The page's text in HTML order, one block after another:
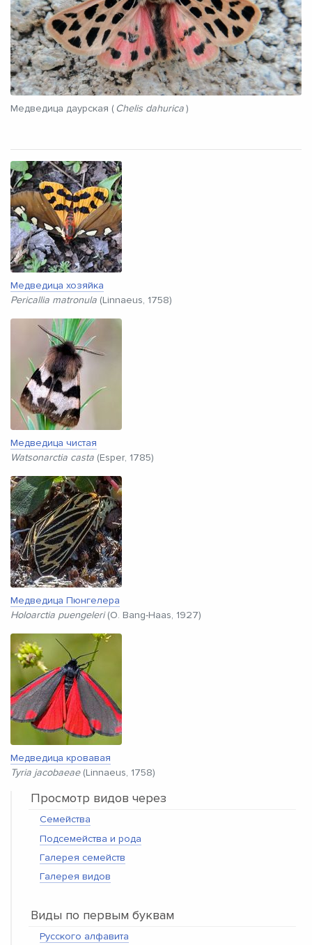
Медведица даурская (Chelis dahurica )
Медведица хозяйка
Pericallia matronula (Linnaeus, 1758)
Медведица чистая
Watsonarctia casta (Esper, 1785)
Медведица Пюнгелера
Holoarctia puengeleri(O. Bang-Haas, 1927)
Медведица кровавая
Tyria jacobaeae(Linnaeus, 1758)
Просмотр видов через
Семейства
Подсемейства и рода
Галерея семейств
Галерея видов
Виды по первым буквам
Русского алфавита